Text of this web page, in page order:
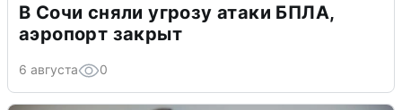
В Сочи сняли угрозу атаки БПЛА,
аэропорт закрыт
6 августа 0